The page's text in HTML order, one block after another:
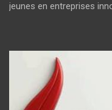
jeunes en entreprises